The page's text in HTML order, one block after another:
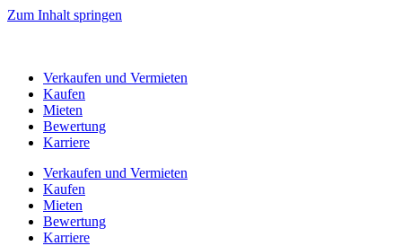
Zum Inhalt springen
Verkaufen und Vermieten
Kaufen
Mieten
Bewertung
Karriere
Verkaufen und Vermieten
Kaufen
Mieten
Bewertung
Karriere